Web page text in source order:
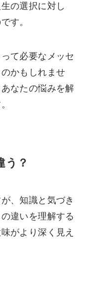
の選択に対し
す。
て必要なメッセ
かもしれませ
なたの悩みを解
う？
、知識と気づき
違いを理解する
がより深く見え